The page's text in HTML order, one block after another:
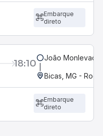
Embarque
direto
18:10 João
Bicas, MG -
Embarque
direto